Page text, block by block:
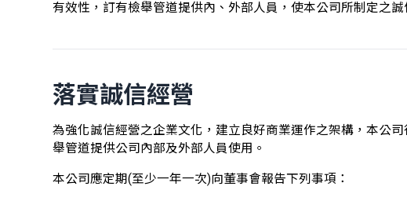
有效性，訂有檢舉管道提供內、外部人員，使本公司所制定之
落實誠信經營
為強化誠信經營之企業文化，建立良好商業運作之架構，本公
舉管道提供公司內部及外部人員使用。
本公司應定期(至少一年一次)向董事會報告下列事項：